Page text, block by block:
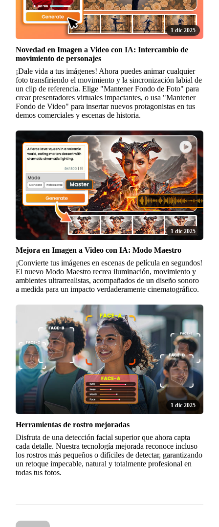
1 dic 2025
Novedad en Imagen a Video con IA: Intercambio de
movimiento de personajes
¡Dale vida a tus imágenes! Ahora puedes animar cualquier
foto transfiriendo el movimiento y la sincronización labial de
un clip de referencia. Elige "Mantener Fondo de Foto" para
crear presentadores virtuales impactantes, o usa "Mantener
Fondo de Video" para insertar nuevos protagonistas en tus
demos comerciales y escenas de historia.
1 dic 2025
Mejora en Imagen a Video con IA: Modo Maestro
¡Convierte tus imágenes en escenas de película en segundos!
El nuevo Modo Maestro recrea iluminación, movimiento y
ambientes ultrarrealistas, acompañados de un diseño sonoro
a medida para un impacto verdaderamente cinematográfico.
1 dic 2025
Herramientas de rostro mejoradas
Disfruta de una detección facial superior que ahora capta
cada detalle. Nuestra tecnología mejorada reconoce incluso
los rostros más pequeños o difíciles de detectar, garantizando
un retoque impecable, natural y totalmente profesional en
todas tus fotos.